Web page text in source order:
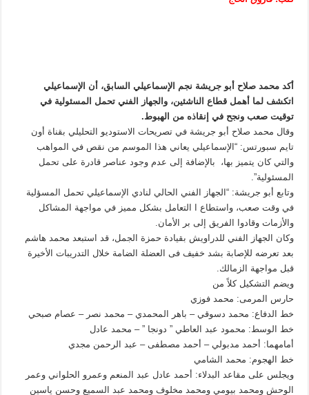
أكد محمد صلاح أبو جريشة نجم الإسماعيلي السابق، أن الإسماعيلي
اتكشف لما أهمل قطاع الناشئين، والجهاز الفني تحمل المسئولية في
توقيت صعب ونجح في إنقاذه من الهبوط.
وقال محمد صلاح أبو جريشة في تصريحات الاستوديو التحليلي بقناة أون
تايم سبورتس: “الإسماعيلي يعاني هذا الموسم من نقص في المواهب
والتي كان يتميز بها، بالإضافة إلى عدم وجود عناصر قادرة على تحمل
المسئولية”.
وتابع أبو جريشة: “الجهاز الفني الحالي لنادي الإسماعيلي تحمل المسؤلية
في وقت صعب، واستطاع ا التعامل بشكل مميز في مواجهة المشاكل
والأزمات وقادوا الفريق إلى بر الأمان.
وكان الجهاز الفني للدراويش بقيادة حمزة الجمل، قد استبعد محمد هاشم
بعد تعرضه للإصابة بشد خفيف فى العضلة الضامة خلال التدريبات الأخيرة
قبل مواجهة الزمالك.
ويضم التشكيل كلاً من
حارس المرمى: محمد فوزي
خط الدفاع: محمد دسوقي – باهر المحمدي – محمد نصر – عصام صبحي
خط الوسط: محمود عبد العاطي ” دونجا ” – محمد عادل
أمامهما: أحمد مدبولي – أحمد مصطفى – عبد الرحمن مجدي
خط الهجوم: محمد الشامي
ويجلس على مقاعد البدلاء: أحمد عادل عبد المنعم وعمرو الحلواني وعمر
الوحش ومحمد بيومي ومحمد مخلوف ومحمد عبد السميع وحسن ياسين